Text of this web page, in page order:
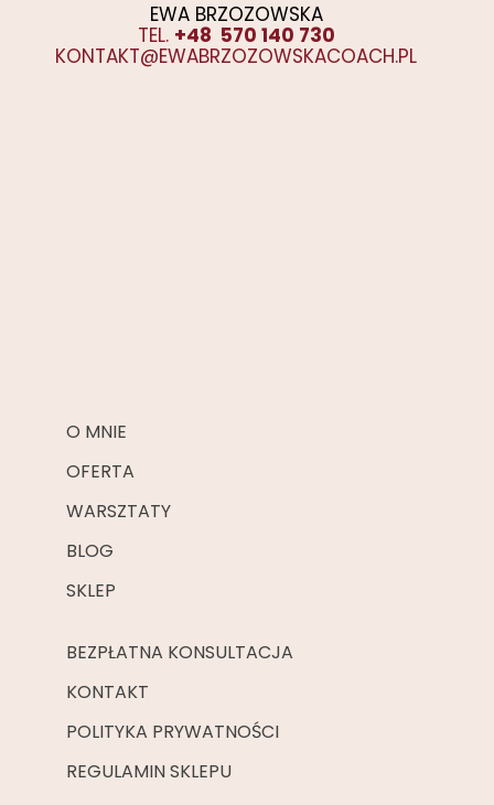
EWA BRZOZOWSKA
TEL. +48 570 140 730
KONTAKT@EWABRZOZOWSKACOACH.PL
O MNIE
OFERTA
WARSZTATY
BLOG
SKLEP
BEZPŁATNA KONSULTACJA
KONTAKT
POLITYKA PRYWATNOŚCI
REGULAMIN SKLEPU